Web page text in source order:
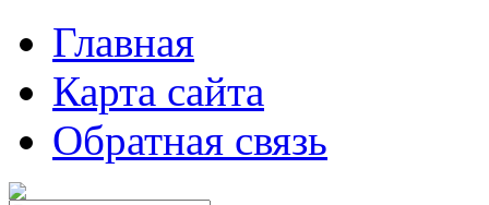
Главная
Карта сайта
Обратная связь